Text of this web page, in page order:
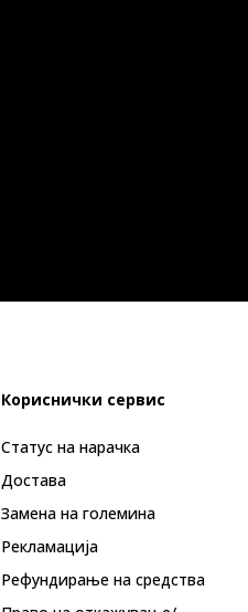
Кориснички сервис
Статус на нарачка
Достава
Замена на големина
Рекламациja
Рефундирање на средства